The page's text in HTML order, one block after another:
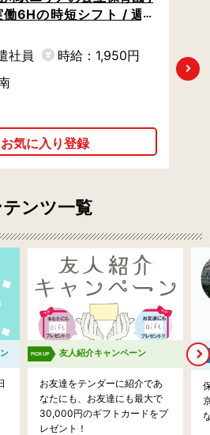
働6Hの時短シフト / 週4
高時給1950円
社員
時給：1,950円
Next
ンツ一覧
友人紹介キャンペーン
お友達をテンダーに紹介であ
なたにも、お友達にも最大で
30,000円のギフトカードをプ
レゼント！